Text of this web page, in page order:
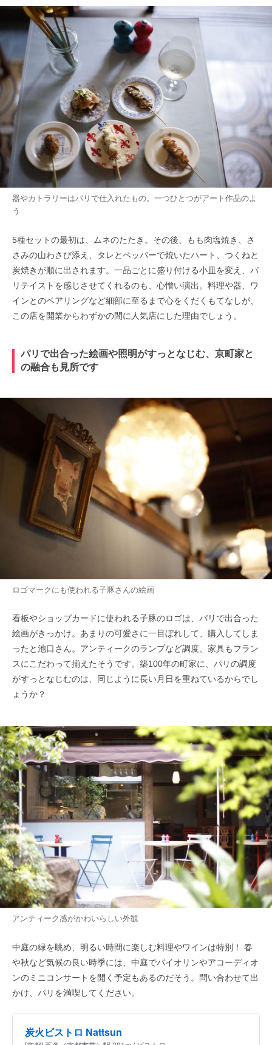
器やカトラリーはパリで仕入れたもの。一つひとつがアート作品のよ
う
5種セットの最初は、ムネのたたき。その後、もも肉塩焼き、さ
さみの山わさび添え、タレとペッパーで焼いたハート、つくねと
炭焼きが順に出されます。一品ごとに盛り付ける小皿を変え、パ
リテイストを感じさせてくれるのも、心憎い演出。料理や器、ワ
インとのペアリングなど細部に至るまで心をくだくもてなしが、
この店を開業からわずかの間に人気店にした理由でしょう。
パリで出合った絵画や照明がすっとなじむ、京町家と
の融合も見所です
ロゴマークにも使われる子豚さんの絵画
看板やショップカードに使われる子豚のロゴは、パリで出合った
絵画がきっかけ。あまりの可愛さに一目ぼれして、購入してしま
ったと池口さん。アンティークのランプなど調度、家具もフラン
スにこだわって揃えたそうです。築100年の町家に、パリの調度
がすっとなじむのは、同じように長い月日を重ねているからでし
ょうか？
アンティーク感がかわいらしい外観
中庭の緑を眺め、明るい時間に楽しむ料理やワインは特別！ 春
や秋など気候の良い時季には、中庭でバイオリンやアコーディオ
ンのミニコンサートを開く予定もあるのだそう。問い合わせて出
かけ、パリを満喫してください。
炭火ビストロ Nattsun